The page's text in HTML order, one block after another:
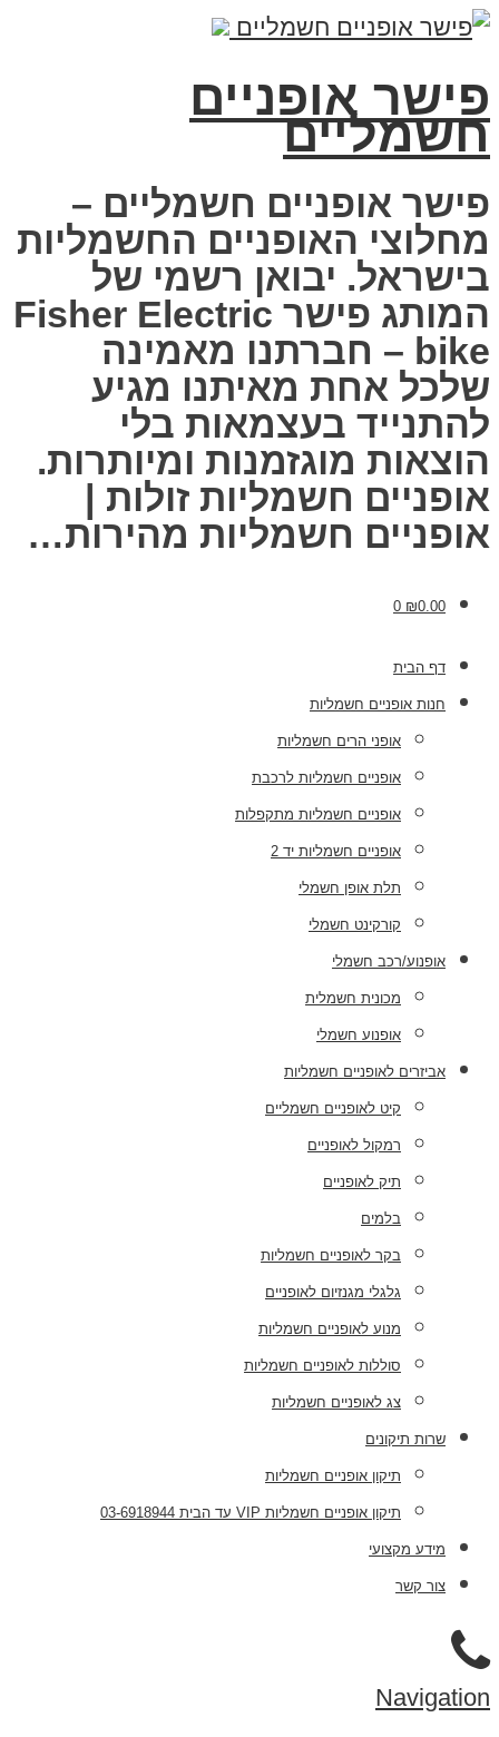
פישר אופניים
חשמליים
פישר אופניים חשמליים –
מחלוצי האופניים החשמליות
בישראל. יבואן רשמי של
המותג פישר Fisher Electric
bike – חברתנו מאמינה
שלכל אחת מאיתנו מגיע
להתנייד בעצמאות בלי
הוצאות מוגזמנות ומיותרות.
אופניים חשמליות זולות |
אופניים חשמליות מהירות…
₪0.00
0
דף הבית
חנות אופניים חשמליות
אופני הרים חשמליות
אופניים חשמליות לרכבת
אופניים חשמליות מתקפלות
אופניים חשמליות יד 2
תלת אופן חשמלי
קורקינט חשמלי
אופנוע/רכב חשמלי
מכונית חשמלית
אופנוע חשמלי
אביזרים לאופניים חשמליות
קיט לאופניים חשמליים
רמקול לאופניים
תיק לאופניים
בלמים
בקר לאופניים חשמליות
גלגלי מגנזיום לאופניים
מנוע לאופניים חשמליות
סוללות לאופניים חשמליות
צג לאופניים חשמליות
שרות תיקונים
תיקון אופניים חשמליות
תיקון אופניים חשמליות VIP עד הבית 03-6918944
מידע מקצועי
צור קשר
Navigation